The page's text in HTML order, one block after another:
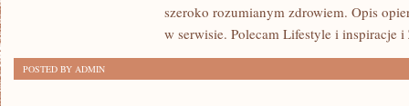
szeroko rozumianym zdrowiem. Opis
w serwisie. Polecam Lifestyle i inspiracje i
POSTED BY ADMIN